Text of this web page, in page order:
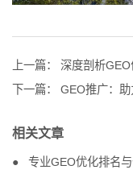
上一篇：
深度剖析
下一篇：
GEO推广：
相关文章
专业GEO优化排名